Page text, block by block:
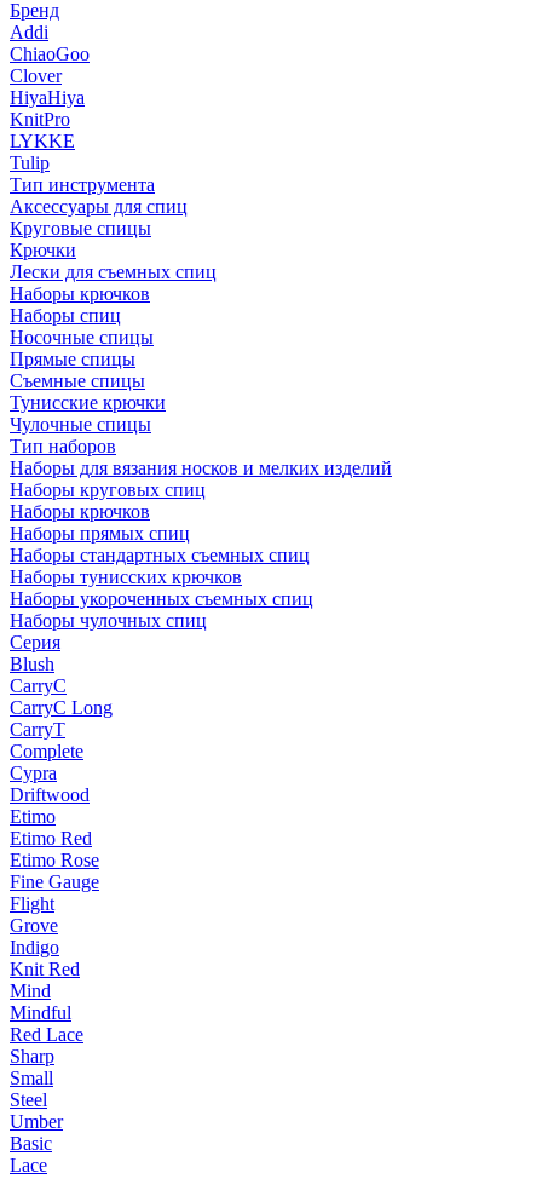
Бренд
Addi
ChiaoGoo
Clover
HiyaHiya
KnitPro
LYKKE
Tulip
Тип инструмента
Аксессуары для спиц
Круговые спицы
Крючки
Лески для съемных спиц
Наборы крючков
Наборы спиц
Носочные спицы
Прямые спицы
Съемные спицы
Тунисские крючки
Чулочные спицы
Тип наборов
Наборы для вязания носков и мелких изделий
Наборы круговых спиц
Наборы крючков
Наборы прямых спиц
Наборы стандартных съемных спиц
Наборы тунисских крючков
Наборы укороченных съемных спиц
Наборы чулочных спиц
Серия
Blush
CarryC
CarryC Long
CarryT
Complete
Cypra
Driftwood
Etimo
Etimo Red
Etimo Rose
Fine Gauge
Flight
Grove
Indigo
Knit Red
Mind
Mindful
Red Lace
Sharp
Small
Steel
Umber
Basic
Lace